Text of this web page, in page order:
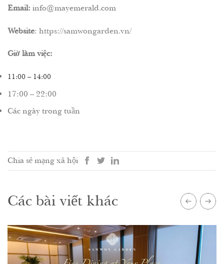
Email: info@mayemerald.com
Website: https://samwongarden.vn/
Giờ làm việc:
11:00 – 14:00
17:00 – 22:00
Các ngày trong tuần
Chia sẻ mạng xã hội
Các bài viết khác